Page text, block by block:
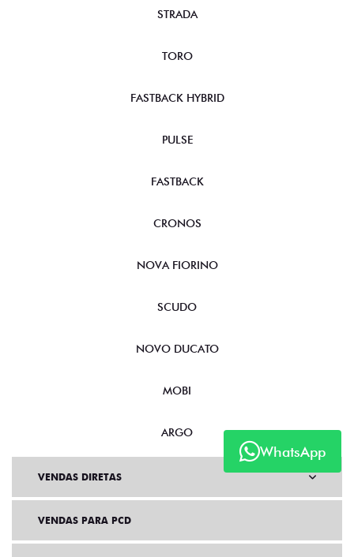
WhatsApp
STRADA
TORO
FASTBACK HYBRID
PULSE
FASTBACK
CRONOS
NOVA FIORINO
SCUDO
NOVO DUCATO
MOBI
ARGO
VENDAS DIRETAS
VENDAS PARA PCD